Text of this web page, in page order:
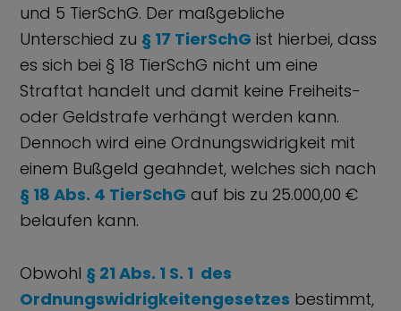
und 5 TierSchG. Der maßgebliche
Unterschied zu § 17 TierSchG ist hierbei, dass
es sich bei § 18 TierSchG nicht um eine
Straftat handelt und damit keine Freiheits-
oder Geldstrafe verhängt werden kann.
Dennoch wird eine Ordnungswidrigkeit mit
einem Bußgeld geahndet, welches sich nach
§ 18 Abs. 4 TierSchG auf bis zu 25.000,00 €
belaufen kann.
Obwohl § 21 Abs. 1 S. 1 des
Ordnungswidrigkeitengesetzes bestimmt,